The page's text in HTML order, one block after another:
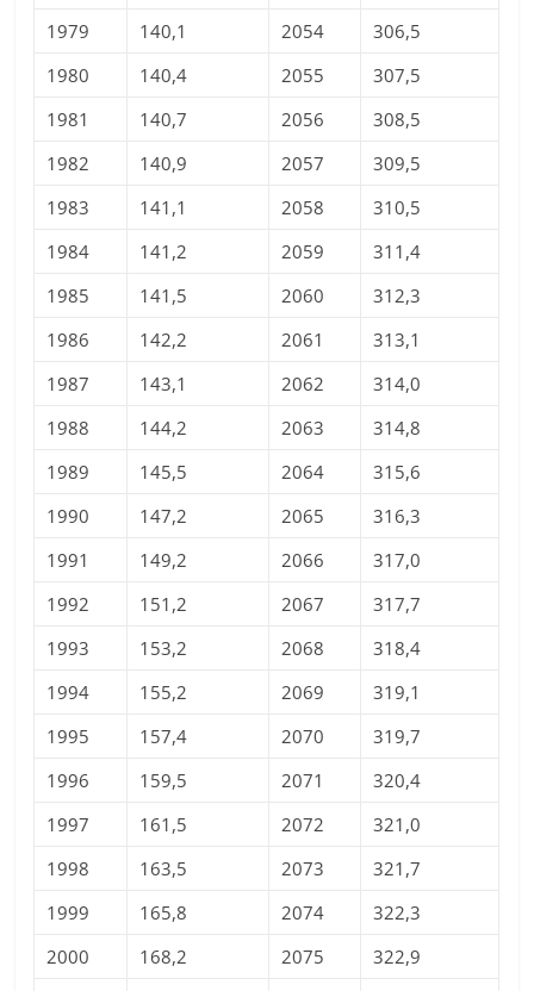
1979
140,1 2054
306,5
1980
140,4 2055
307,5
1981
140,7 2056
308,5
1982
140,9 2057
309,5
1983
141,1 2058
310,5
1984
141,2 2059
311,4
1985
141,5 2060
312,3
1986
142,2 2061
313,1
1987
143,1 2062
314,0
1988
144,2 2063
314,8
1989
145,5 2064
315,6
1990
147,2 2065
316,3
1991
149,2 2066
317,0
1992
151,2 2067
317,7
1993
153,2 2068
318,4
1994
155,2 2069
319,1
1995
157,4 2070
319,7
1996
159,5 2071
320,4
1997
161,5 2072
321,0
1998
163,5 2073
321,7
1999
165,8 2074
322,3
2000
168,2 2075
322,9